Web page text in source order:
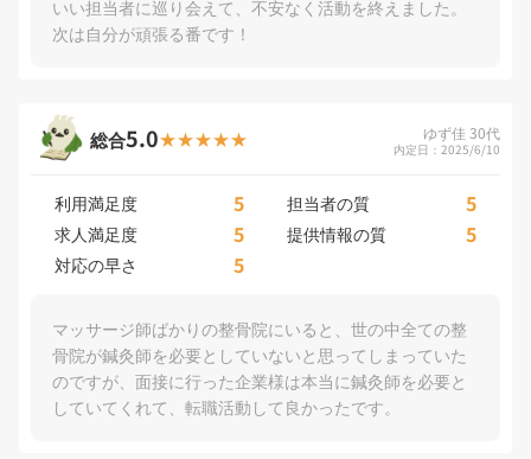
いい担当者に巡り会えて、不安なく活動を終えました。
次は自分が頑張る番です！
総合5.0 ゆず佳 30代
内定日：2025/6/10
利用満足度 5 担当者の質 5
求人満足度 5 提供情報の質 5
対応の早さ 5
マッサージ師ばかりの整骨院にいると、世の中全ての整
骨院が鍼灸師を必要としていないと思ってしまっていた
のですが、面接に行った企業様は本当に鍼灸師を必要と
していてくれて、転職活動して良かったです。